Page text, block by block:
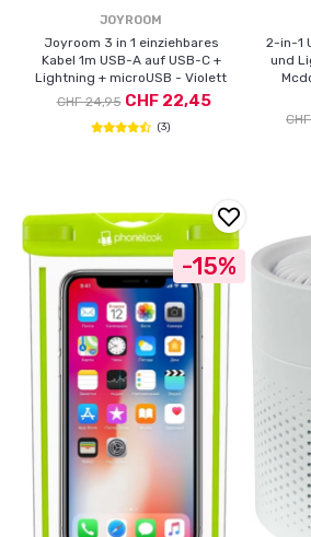
JOYROOM
Joyroom 3 in 1 einziehbares
Kabel 1m USB-A auf USB-C +
Lightning + microUSB - Violett
CHF 24,95CHF 22,45
(3)
2-in-1
und
-15%